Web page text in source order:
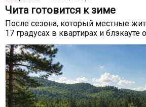
Чита готовится к зиме
После сезона, который местные
17 градусах в квартирах и блэкауте